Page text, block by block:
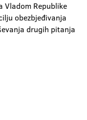
Republike
obezbjeđivanja
drugih pitanja